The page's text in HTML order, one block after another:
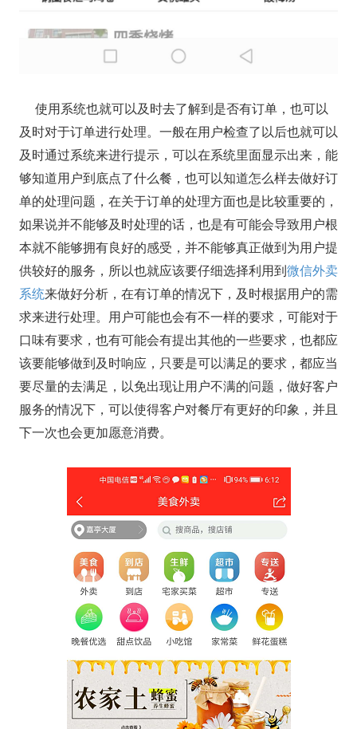
使用系统也就可以及时去了解到是否有订单，也可以
及时对于订单进行处理。一般在用户检查了以后也就可以
及时通过系统来进行提示，可以在系统里面显示出来，能
够知道用户到底点了什么餐，也可以知道怎么样去做好订
单的处理问题，在关于订单的处理方面也是比较重要的，
如果说并不能够及时处理的话，也是有可能会导致用户根
本就不能够拥有良好的感受，并不能够真正做到为用户提
供较好的服务，所以也就应该要仔细选择利用到 微信外卖
系统来做好分析，在有订单的情况下，及时根据用户的需
求来进行处理。用户可能也会有不一样的要求，可能对于
口味有要求，也有可能会有提出其他的一些要求，也都应
该要能够做到及时响应，只要是可以满足的要求，都应当
要尽量的去满足，以免出现让用户不满的问题，做好客户
服务的情况下，可以使得客户对餐厅有更好的印象，并且
下一次也会更加愿意消费。